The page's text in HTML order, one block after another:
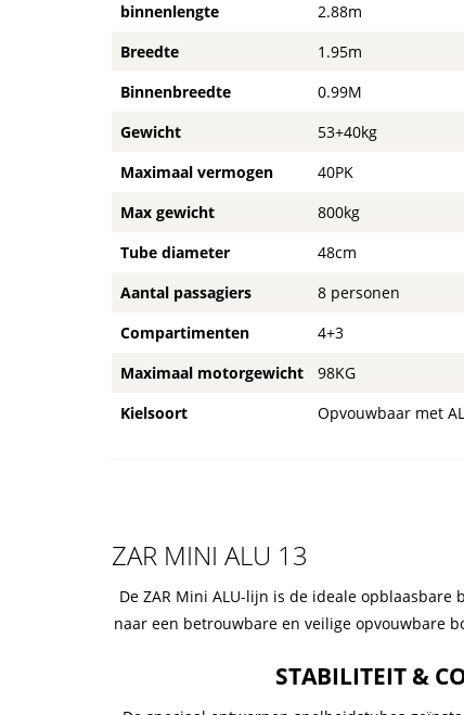
binnenlengte
2.88m
Breedte
1.95m
Binnenbreedte
0.99M
Gewicht
53+40kg
Maximaal vermogen
40PK
Max gewicht
800kg
Tube diameter
48cm
Aantal passagiers
8 personen
Compartimenten
4+3
Maximaal motorgewicht
98KG
Kielsoort
Opvouwbaar met
ZAR MINI ALU 13
De ZAR Mini ALU-lijn is de ideale opblaasbare
naar een betrouwbare en veilige opvouwbare
STABILITEIT &